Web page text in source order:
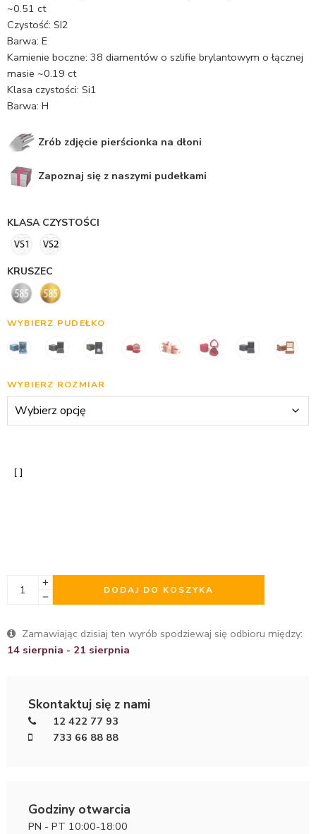
~0.51 ct
Czystość: SI2
Barwa: E
Kamienie boczne: 38 diamentów o szlifie brylantowym o łącznej
masie ~0.19 ct
Klasa czystości: Si1
Barwa: H
Zrób zdjęcie pierścionka na dłoni
Zapoznaj się z naszymi pudełkami
KLASA CZYSTOŚCI
KRUSZEC
WYBIERZ PUDEŁKO
WYBIERZ ROZMIAR
DODAJ DO KOSZYKA
Zamawiając dzisiaj ten wyrób spodziewaj się odbioru między:
14 sierpnia - 21 sierpnia
Skontaktuj się z nami
12 422 77 93
733 66 88 88
Godziny otwarcia
PN - PT 10:00-18:00